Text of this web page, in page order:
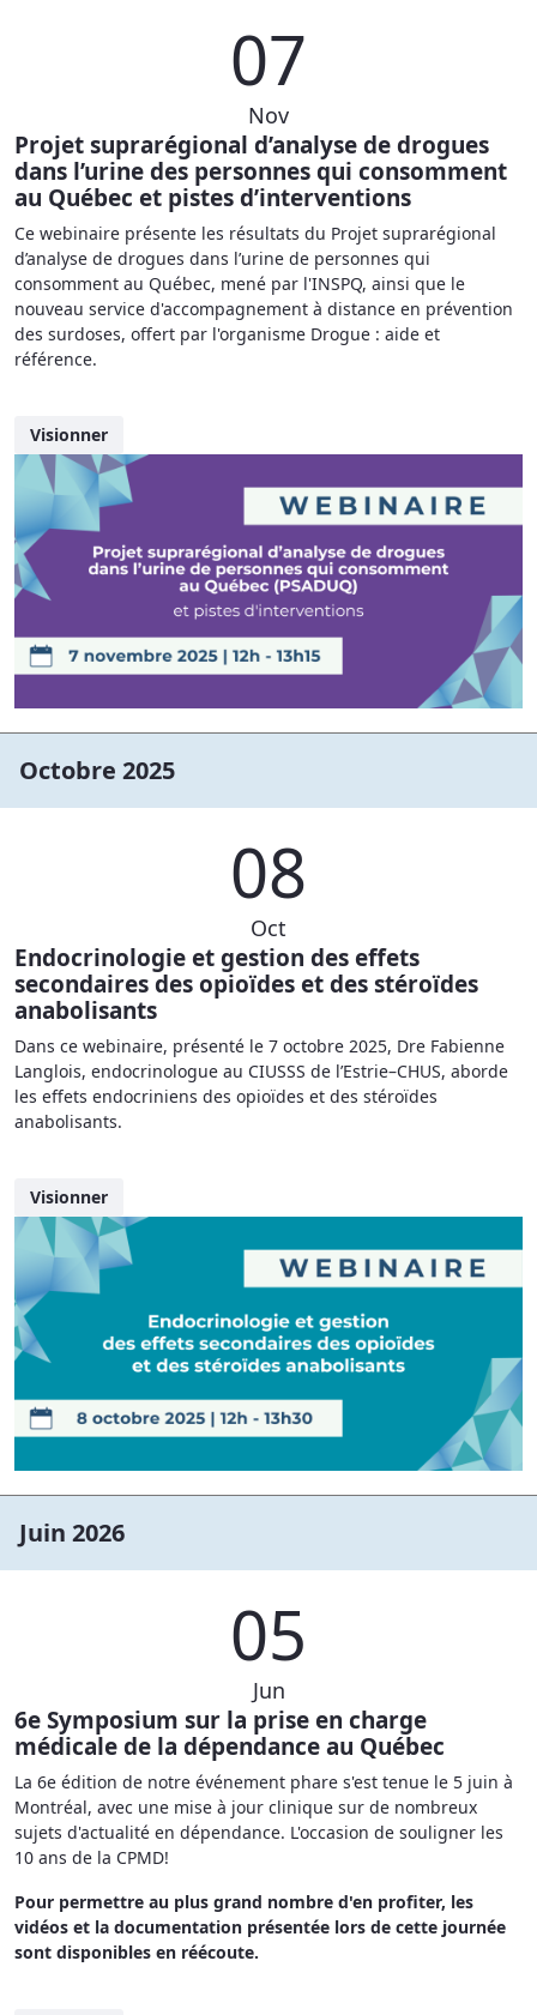
07
Nov
Projet suprarégional d’analyse de drogues
dans l’urine des personnes qui consomment
au Québec et pistes d’interventions
Ce webinaire présente les résultats du Projet suprarégional
d’analyse de drogues dans l’urine de personnes qui
consomment au Québec, mené par l'INSPQ, ainsi que le
nouveau service d'accompagnement à distance en prévention
des surdoses, offert par l'organisme Drogue : aide et
référence.
Visionner
Octobre 2025
08
Oct
Endocrinologie et gestion des effets
secondaires des opioïdes et des stéroïdes
anabolisants
Dans ce webinaire, présenté le 7 octobre 2025, Dre Fabienne
Langlois, endocrinologue au CIUSSS de l’Estrie–CHUS, aborde
les effets endocriniens des opioïdes et des stéroïdes
anabolisants.
Visionner
Juin 2026
05
Jun
6e Symposium sur la prise en charge
médicale de la dépendance au Québec
La 6e édition de notre événement phare s'est tenue le 5 juin à
Montréal, avec une mise à jour clinique sur de nombreux
sujets d'actualité en dépendance. L'occasion de souligner les
10 ans de la CPMD!
Pour permettre au plus grand nombre d'en profiter, les
vidéos et la documentation présentée lors de cette journée
sont disponibles en réécoute.